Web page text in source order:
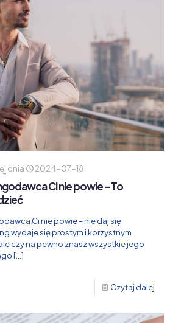
dnia 2024-07-18
Ci nie powie – To
Ci nie powie – nie daj się
wydaje się prostym i korzystnym
czy na pewno znasz wszystkie jego
[…]
Czytaj dalej